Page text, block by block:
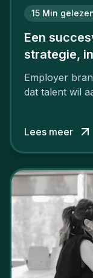
15 Min
Een
strategie,
Employer
dat talent wil
niet van
aan, starten
Lees meer